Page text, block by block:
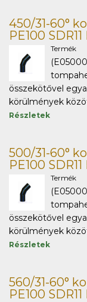
450/31-60°
PE100 SDR11
Termék
összekötővel
körülmények
Részletek
500/31-60°
PE100 SDR11
Termék
összekötővel
körülmények
Részletek
560/31-60°
PE100 SDR11